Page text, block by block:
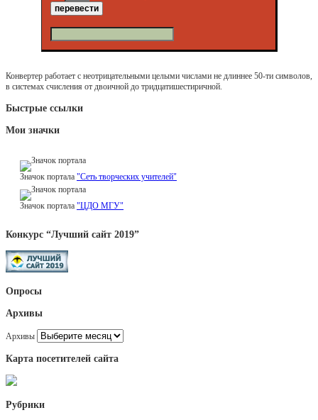
Конвертер работает с неотрицательными целыми числами не длиннее 50-ти символов,
в системах счисления от двоичной до тридцатишестиричной.
Быстрые ссылки
Мои значки
Значок портала "Сеть творческих учителей"
Значок портала "ЦДО МГУ"
Конкурс “Лучший сайт 2019”
Опросы
Архивы
Архивы
Карта посетителей сайта
Рубрики